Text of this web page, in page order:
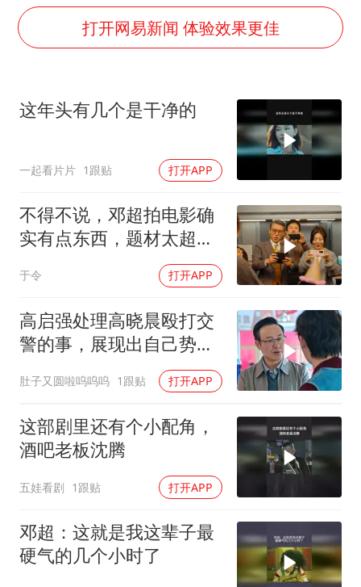
首次证实！“胶球”存在
感觉全东北都在等7号
U17国足1分钟轰2球
80后女柜员逆袭成4200亿银行副行长
奋进开新局 实干挑大梁
打开网易新闻 体验效果更佳
这年头有几个是干净的
一起看片片 1跟贴 打开APP
不得不说，邓超拍电影确
实有点东西，题材太超前
于令 打开APP
高启强处理高晓晨殴打交
警的事，展现出自己势力
肚子又圆啦呜呜呜 1跟贴 打开APP
这部剧里还有个小配角，
酒吧老板沈腾
五娃看剧 1跟贴 打开APP
邓超：这就是我这辈子最
硬气的几个小时了